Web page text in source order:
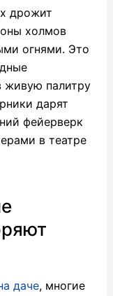
дрожит
холмов
огнями. Это
живую палитру
дарят
фейерверк
в театре
даче, многие